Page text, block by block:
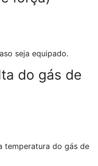
seja equipado.
do gás de
temperatura do gás de